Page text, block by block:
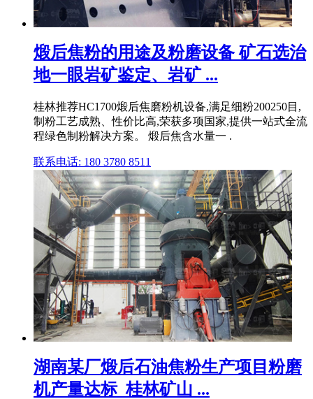
煅后焦粉的用途及粉磨设备 矿石选治
地一眼岩矿鉴定、岩矿 ...
桂林推荐HC1700煅后焦磨粉机设备,满足细粉200250目,
制粉工艺成熟、性价比高,荣获多项国家,提供一站式全流
程绿色制粉解决方案。 煅后焦含水量一 .
联系电话: 180 3780 8511
湖南某厂煅后石油焦粉生产项目粉磨
机产量达标_桂林矿山 ...